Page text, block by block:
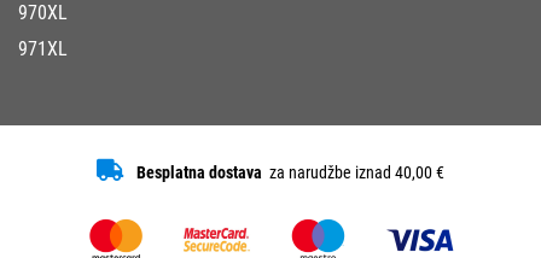
970XL
971XL
Besplatna dostava za narudžbe iznad 40,00 €